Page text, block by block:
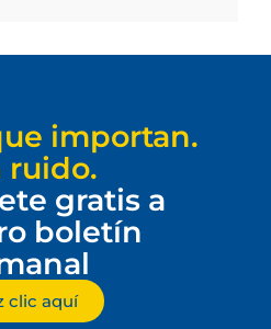
importan.
ruido.
gratis a
boletín
clic aquí